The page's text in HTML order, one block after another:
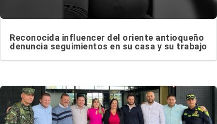
Reconocida influencer del oriente antioqueño
denuncia seguimientos en su casa y su trabajo